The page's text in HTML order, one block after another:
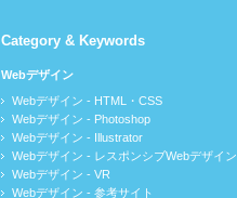
Category & Keywords
Webデザイン
Webデザイン - HTML・CSS
Webデザイン - Photoshop
Webデザイン - Illustrator
Webデザイン - レスポンシブWebデザイン
Webデザイン - VR
Webデザイン - 参考サイト